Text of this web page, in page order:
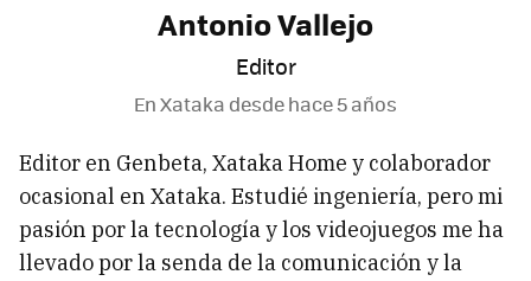
Antonio Vallejo
Editor
En Xataka desdehace 5 años
Editor en Genbeta, Xataka Home y colaborador
ocasional en Xataka. Estudié ingeniería, pero mi
pasión por la tecnología y los videojuegos me ha
llevado por la senda de la comunicación y la